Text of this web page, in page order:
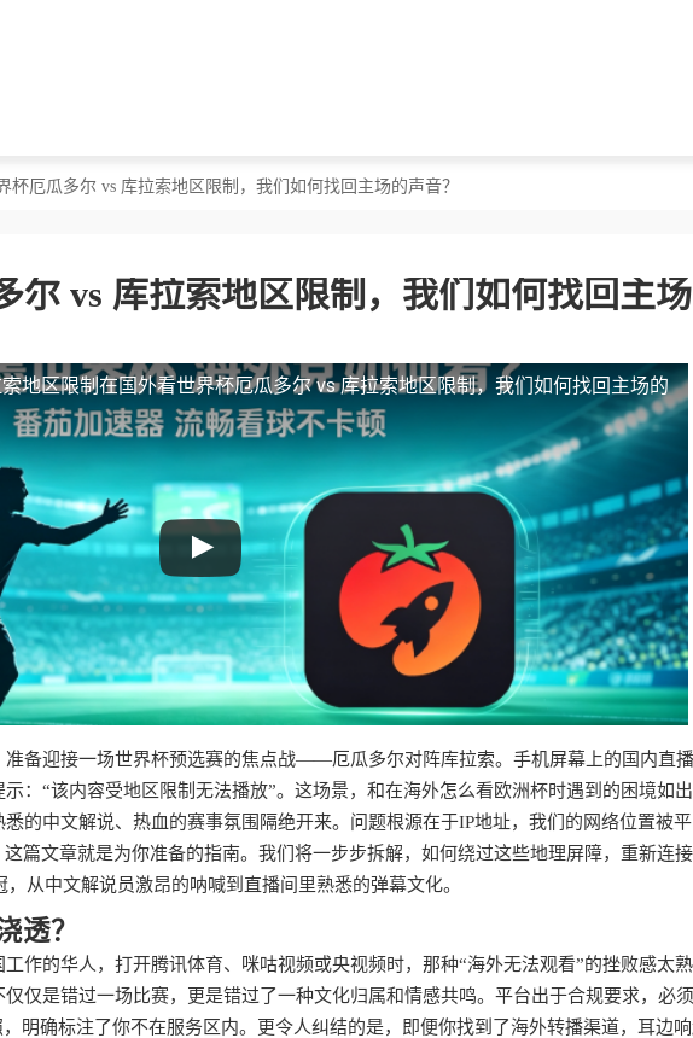
杯厄瓜多尔 vs 库拉索地区限制，我们如何找回主场的声音？
尔 vs 库拉索地区限制，我们如何找回主
地区限制在国外看世界杯厄瓜多尔 vs 库拉索地区限制，我们如何找回主场的
备迎接一场世界杯预选赛的焦点战——厄瓜多尔对阵库拉索。手机屏幕上的国内直
：“该内容受地区限制无法播放”。这场景，和在海外怎么看欧洲杯时遇到的困境如
的中文解说、热血的赛事氛围隔绝开来。问题根源在于IP地址，我们的网络位置被
篇文章就是为你准备的指南。我们将一步步拆解，如何绕过这些地理屏障，重新连
从中文解说员激昂的呐喊到直播间里熟悉的弹幕文化。
透？
作的华人，打开腾讯体育、咪咕视频或央视频时，那种“海外无法观看”的挫败感太
仅是错过一场比赛，更是错过了一种文化归属和情感共鸣。平台出于合规要求，必
明确标注了你不在服务区内。更令人纠结的是，即便你找到了海外转播渠道，耳边